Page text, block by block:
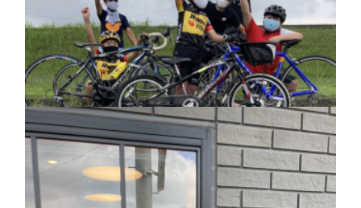
皆さんこんにちは競輪選手の鈴木謙二です今年もこの季節がやってきま
した💀
01Nov2021